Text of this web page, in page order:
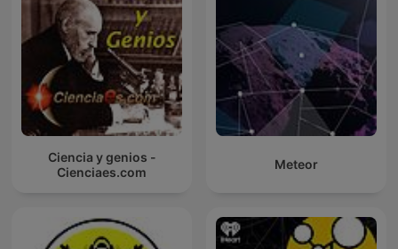
Ciencia y genios -
Cienciaes.com
Meteor